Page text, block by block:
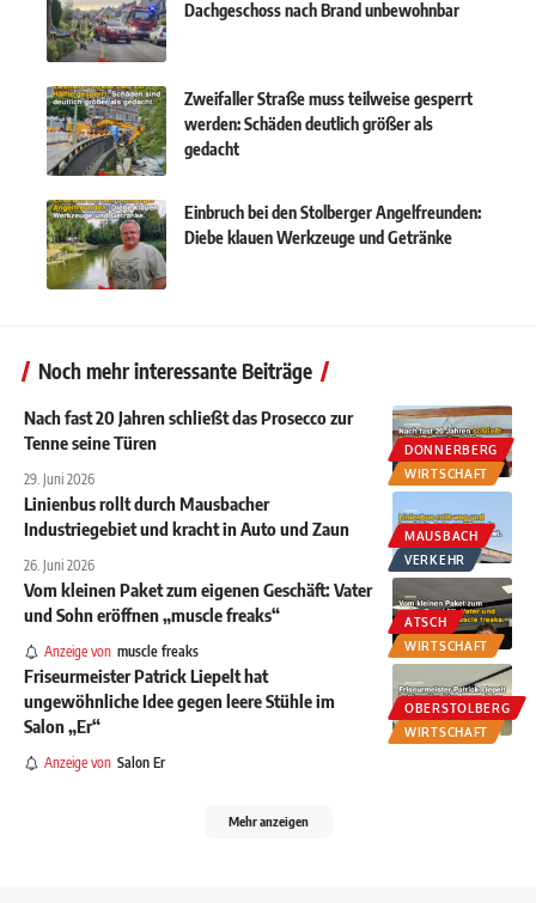
Dachgeschoss nach Brand unbewohnbar
Zweifaller Straße muss teilweise gesperrt
werden: Schäden deutlich größer als
gedacht
Einbruch bei den Stolberger Angelfreunden:
Diebe klauen Werkzeuge und Getränke
Noch mehr interessante Beiträge
DONNERBERG
WIRTSCHAFT
Nach fast 20 Jahren schließt das Prosecco zur
Tenne seine Türen
29. Juni 2026
MAUSBACH
VERKEHR
Linienbus rollt durch Mausbacher
Industriegebiet und kracht in Auto und Zaun
26. Juni 2026
ATSCH
WIRTSCHAFT
Vom kleinen Paket zum eigenen Geschäft: Vater
und Sohn eröffnen „muscle freaks“
Anzeige von muscle freaks
OBERSTOLBERG
WIRTSCHAFT
Friseurmeister Patrick Liepelt hat
ungewöhnliche Idee gegen leere Stühle im
Salon „Er“
Anzeige von Salon Er
Mehr anzeigen